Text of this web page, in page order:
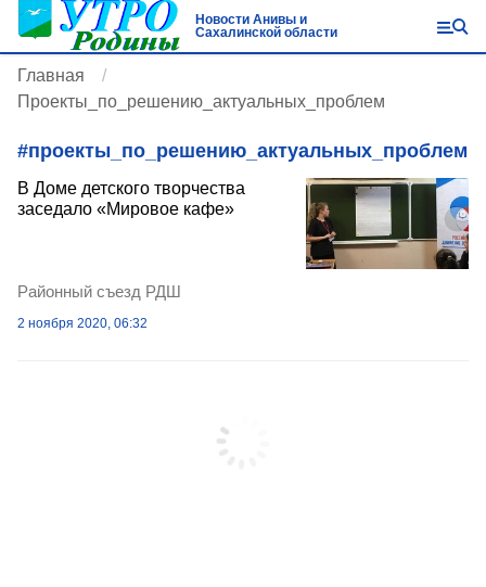
Новости Анивы и
Сахалинской области
Главная
Проекты_по_решению_актуальных_проблем
#проекты_по_решению_актуальных_проблем
В Доме детского творчества
заседало «Мировое кафе»
Районный съезд РДШ
2 ноября 2020, 06:32